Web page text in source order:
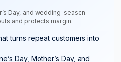
Day, and wedding-season
and protects margin.
turns repeat customers into
Day, Mother’s Day, and